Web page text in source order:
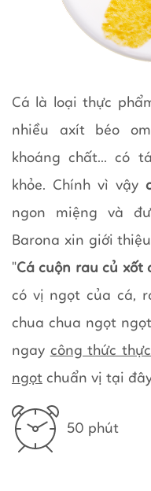
Cá là loại thực
nhiều axít béo
khoáng chất... có
khỏe. Chính vì vậy
ngon miệng và
Barona xin giới
"Cá cuộn rau củ xốt
có vị ngọt của cá,
chua chua ngọt
ngay công thức
ngọt chuẩn vị tại
50 phút